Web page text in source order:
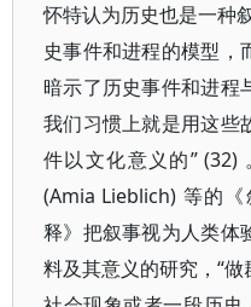
怀特认为历史也是一种
史事件和进程的模型，
暗示了历史事件和进程
我们习惯上就是用这些
件以文化意义的” (32)
(Amia Lieblich) 等的
释》把叙事视为人类体
料及其意义的研究，“